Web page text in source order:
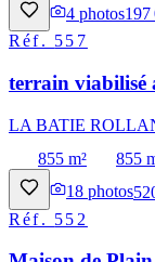
4 photos197
Réf. 557
terrain viabilisé
LA BATIE
855 m²
855
18 photos
Réf. 552